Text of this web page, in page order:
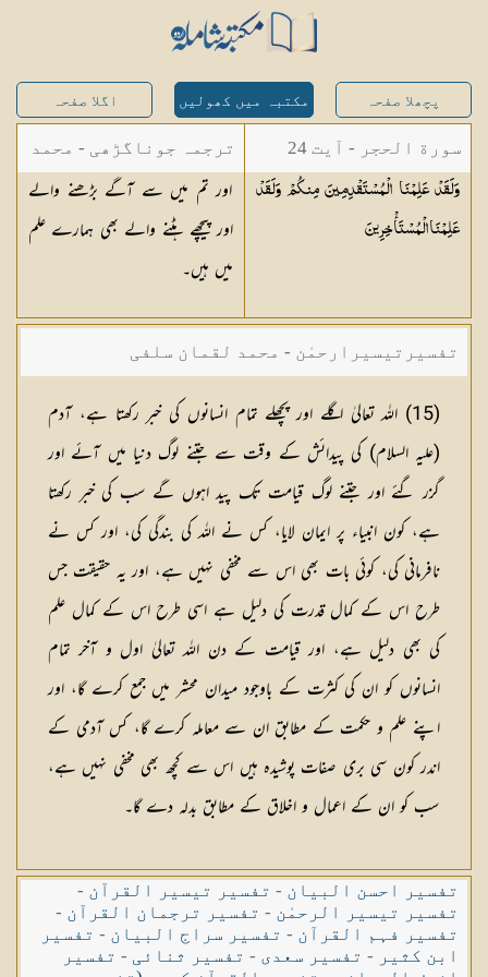
پچھلا صفحہ مکتبہ میں کھولیں اگلا صفحہ
سورة الحجر - آیت 24
وَلَقَدْ عَلِمْنَا الْمُسْتَقْدِمِينَ مِنكُمْ وَلَقَدْ
عَلِمْنَاالْمُسْتَأْخِرِينَ
ترجمہ جوناگڑھی - محمد
جونا گڑھی
اور تم میں سے آگے بڑھنے والے
اور پیچھے ہٹنے والے بھی ہمارے علم
میں ہیں۔
تفسیرتیسیرارحمٰن - محمد لقمان سلفی
(
15) اللہ تعالیٰ اگلے اور پچھلے تمام انسانوں کی خبر رکھتا ہے، آدم
(علیہ السلام) کی پیدائش کے وقت سے جتنے لوگ دنیا میں آئے اور
گزر گئے اور جتنے لوگ قیامت تک پید اہوں گے سب کی خبر رکھتا
ہے، کون انبیاء پر ایمان لایا، کس نے اللہ کی بندگی کی، اور کس نے
نافرمانی کی، کوئی بات بھی اس سے مخفی نہیں ہے، اور یہ حقیقت جس
طرح اس کے کمال قدرت کی دلیل ہے اسی طرح اس کے کمال علم
کی بھی دلیل ہے، اور قیامت کے دن اللہ تعالیٰ اول و آخر تمام
انسانوں کو ان کی کثرت کے باوجود میدان محشر میں جمع کرے گا، اور
اپنے علم و حکمت کے مطابق ان سے معاملہ کرے گا، کس آدمی کے
اندر کون سی بری صفات پوشیدہ ہیں اس سے کچھ بھی مخفی نہیں ہے،
سب کو ان کے اعمال و اخلاق کے مطابق بدلہ دے گا۔
تفسیر احسن البیان - تفسیر تیسیر القرآن -
تفسیر تیسیر الرحمٰن - تفسیر ترجمان القرآن -
تفسیر فہم القرآن - تفسیر سراج البیان - تفسیر
ابن کثیر - تفسیر سعدی - تفسیر ثنائی - تفسیر